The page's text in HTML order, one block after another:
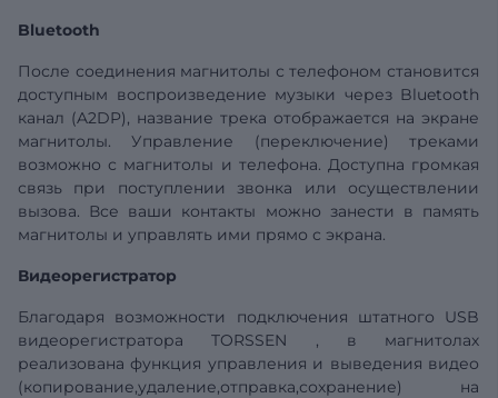
Bluetooth
После соединения магнитолы с телефоном становится
доступным воспроизведение музыки через Bluetooth
канал (A2DP), название трека отображается на экране
магнитолы. Управление (переключение) треками
возможно с магнитолы и телефона. Доступна громкая
связь при поступлении звонка или осуществлении
вызова. Все ваши контакты можно занести в память
магнитолы и управлять ими прямо с экрана.
Видеорегистратор
Благодаря возможности подключения штатного USB
видеорегистратора TORSSEN , в магнитолах
реализована функция управления и выведения видео
(копирование,удаление,отправка,сохранение) на